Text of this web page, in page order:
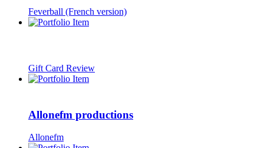
Feverball (French version)
Gift Card Review
Allonefm productions
Allonefm